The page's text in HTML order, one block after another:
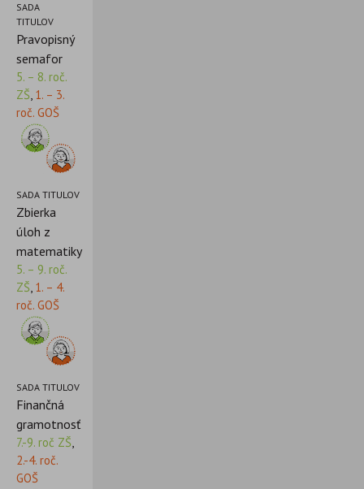
SADA
TITULOV
Pravopisný
semafor
5. – 8. roč.
ZŠ,1. – 3.
roč. GOŠ
SADA TITULOV
Zbierka
úloh z
matematiky
5. – 9. roč.
ZŠ, 1. – 4.
roč. GOŠ
SADA TITULOV
Finančná
gramotnosť
7.-9. roč ZŠ,
2.-4. roč.
GOŠ